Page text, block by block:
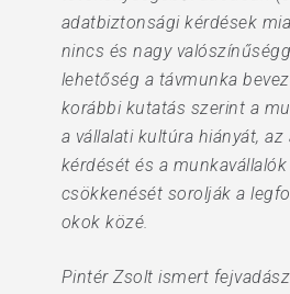
adatbiztonsági kérdések
nincs és nagy
lehetőség a távmunka
korábbi kutatás szerint a
a vállalati kultúra hiányát,
kérdését és a
csökkenését sorolják a
okok közé.
Pintér Zsolt ismert